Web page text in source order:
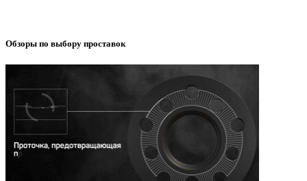
Обзоры по выбору проставок